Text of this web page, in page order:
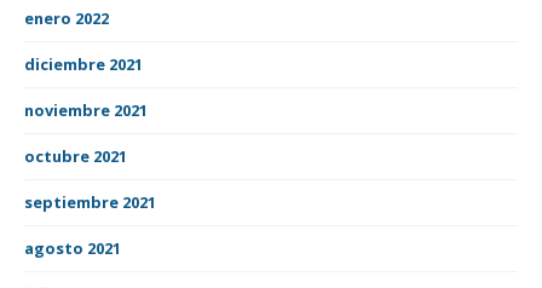
enero 2022
diciembre 2021
noviembre 2021
octubre 2021
septiembre 2021
agosto 2021